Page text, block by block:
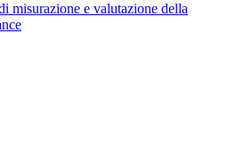
misurazione e valutazione della